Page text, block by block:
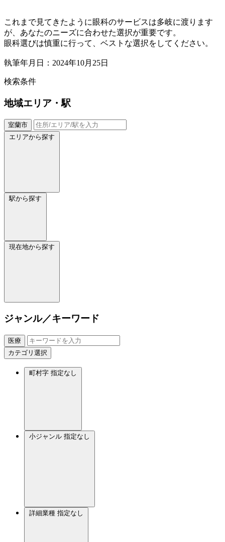
これまで見てきたように眼科のサービスは多岐に渡ります
が、あなたのニーズに合わせた選択が重要です。
眼科選びは慎重に行って、ベストな選択をしてください。
執筆年月日：2024年10月25日
検索条件
地域エリア・駅
室蘭市
エリアから探す
駅から探す
現在地から探す
ジャンル／キーワード
医療
カテゴリ選択
町村字 指定なし
小ジャンル 指定なし
詳細業種 指定なし